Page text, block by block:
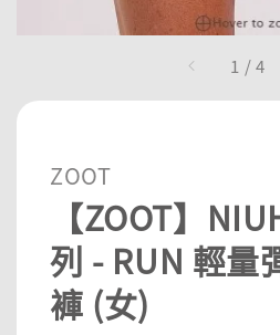
1 /4
ZOOT
【ZOOT】
列 - RUN 輕量
褲 (女)